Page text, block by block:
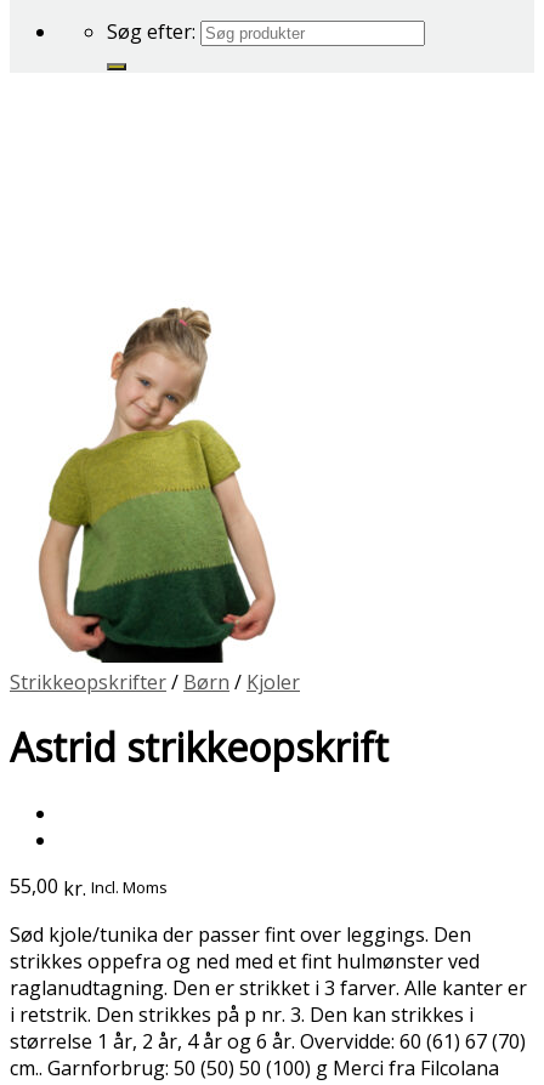
Søg efter:
Strikkeopskrifter/ Børn / Kjoler
Astrid strikkeopskrift
55,00 kr. Incl. Moms
Sød kjole/tunika der passer fint over leggings. Den
strikkes oppefra og ned med et fint hulmønster ved
raglanudtagning. Den er strikket i 3 farver. Alle kanter er
i retstrik. Den strikkes på p nr. 3. Den kan strikkes i
størrelse 1 år, 2 år, 4 år og 6 år. Overvidde: 60 (61) 67 (70)
cm.. Garnforbrug: 50 (50) 50 (100) g Merci fra Filcolana